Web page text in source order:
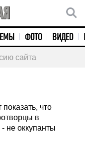
ТЕМЫ ФОТО ВИДЕО
сайта
что
в
не оккупанты